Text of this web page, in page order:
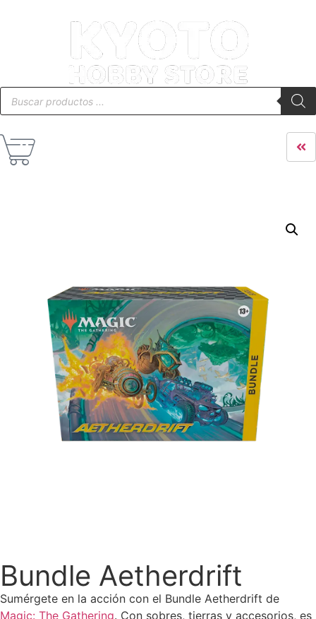
Bundle Aetherdrift
Sumérgete en la acción con el Bundle Aetherdrift de
Magic: The Gathering. Con sobres, tierras y accesorios, es